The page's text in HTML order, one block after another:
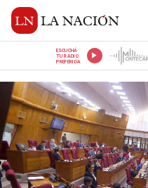
ESCUCHÁ
TU RADIO
PREFERIDA